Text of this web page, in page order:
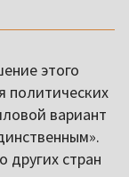
этого
политических
вариант
других стран